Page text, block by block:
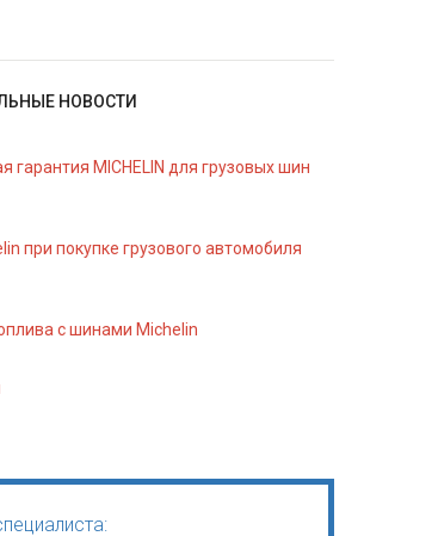
НОВОСТИ
гарантия MICHELIN для грузовых шин
при покупке грузового автомобиля
с шинами Michelin